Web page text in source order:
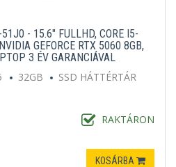
- 15.6" FULLHD, CORE I5-
GEFORCE RTX 5060 8GB,
3 ÉV GARANCIÁVAL
32GB
SSD HÁTTÉRTÁR
RAKTÁRON
KOSÁRBA